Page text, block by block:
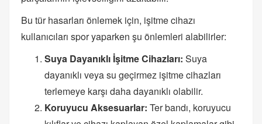
Bu tür hasarları önlemek için, işitme cihazı
kullanıcıları spor yaparken şu önlemleri alabilirler:
Suya Dayanıklı İşitme Cihazları: Suya
dayanıklı veya su geçirmez işitme cihazları
terlemeye karşı daha dayanıklı olabilir.
Koruyucu Aksesuarlar: Ter bandı, koruyucu